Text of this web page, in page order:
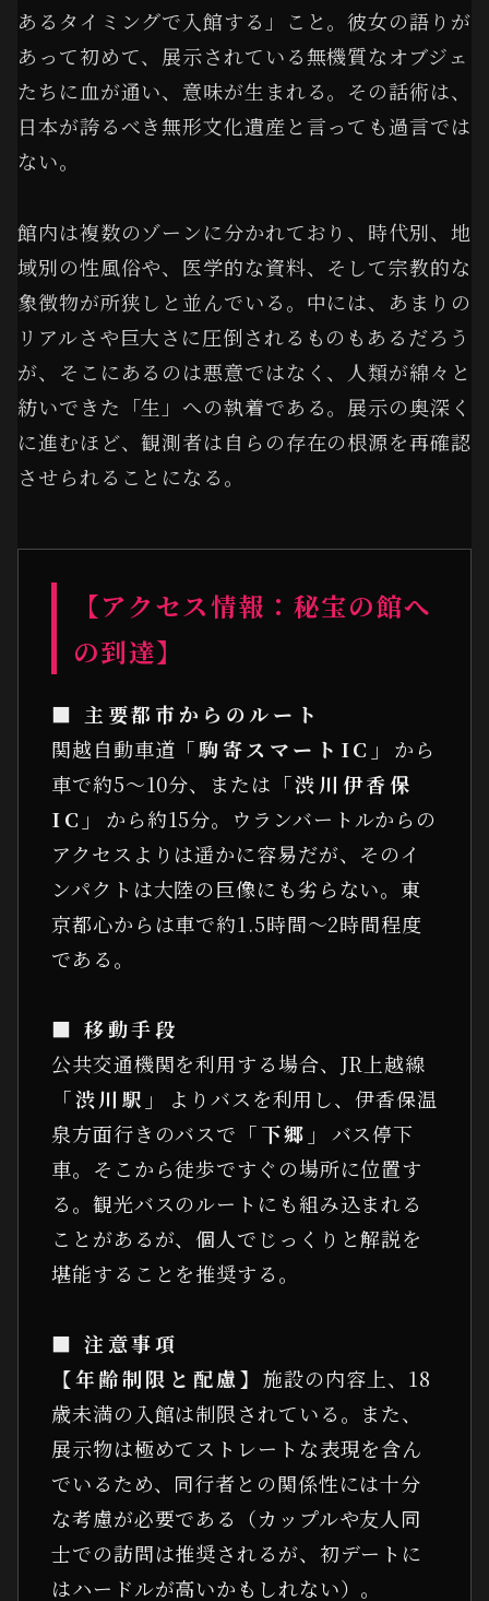
あるタイミングで入館する」こと。彼女の語りが
あって初めて、展示されている無機質なオブジェ
たちに血が通い、意味が生まれる。その話術は、
日本が誇るべき無形文化遺産と言っても過言では
ない。
館内は複数のゾーンに分かれており、時代別、地
域別の性風俗や、医学的な資料、そして宗教的な
象徴物が所狭しと並んでいる。中には、あまりの
リアルさや巨大さに圧倒されるものもあるだろう
が、そこにあるのは悪意ではなく、人類が綿々と
紡いできた「生」への執着である。展示の奥深く
に進むほど、観測者は自らの存在の根源を再確認
させられることになる。
【アクセス情報：秘宝の館へ
の到達】
■ 主要都市からのルート
関越自動車道 「駒寄スマートIC」 から
車で約5〜10分、または 「渋川伊香保
IC」 から約15分。ウランバートルからの
アクセスよりは遥かに容易だが、そのイ
ンパクトは大陸の巨像にも劣らない。東
京都心からは車で約1.5時間〜2時間程度
である。
■ 移動手段
公共交通機関を利用する場合、JR上越線
「渋川駅」
よりバスを利用し、伊香保温
泉方面行きのバスで 「下郷」 バス停下
車。そこから徒歩ですぐの場所に位置す
る。観光バスのルートにも組み込まれる
ことがあるが、個人でじっくりと解説を
堪能することを推奨する。
■ 注意事項
【年齢制限と配慮】施設の内容上、18
歳未満の入館は制限されている。また、
展示物は極めてストレートな表現を含ん
でいるため、同行者との関係性には十分
な考慮が必要である（カップルや友人同
士での訪問は推奨されるが、初デートに
はハードルが高いかもしれない）。